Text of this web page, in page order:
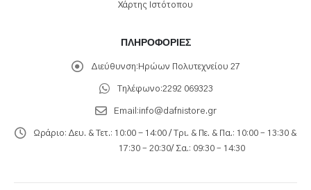
Χάρτης Ιστότοπου
ΠΛΗΡΟΦΟΡΊΕΣ
Διεύθυνση: Ηρώων Πολυτεχνείου 27
Τηλέφωνο:2292 069323
Email:info@dafnistore.gr
Ωράριο: Δευ. & Τετ.: 10:00 - 14:00 / Τρι. & Πε. & Πα.: 10:00 – 13:30 &
17:30 – 20:30/ Σα.: 09:30 – 14:30